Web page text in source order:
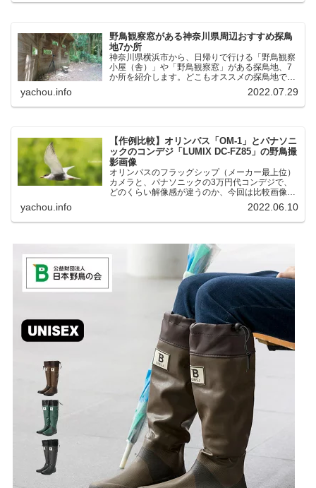
野鳥観察窓がある神奈川県周辺おすすめ探鳥
地7か所
神奈川県横浜市から、日帰りで行ける「野鳥観察
小屋（舎）」や「野鳥観察窓」がある探鳥地、7
か所を紹介します。どこもオススメの探鳥地で
す。実際に訪れてみると、野山にいる野鳥、海や
湖にいる野鳥それぞれ違う観察になりました。街
中にあり、電車で行ける...
yachou.info 2022.07.29
【作例比較】オリンパス「OM-1」とパナソニ
ックのコンデジ「LUMIX DC-FZ85」の野鳥撮
影画像
オリンパスのフラッグシップ（メーカー最上位）
カメラと、パナソニックの3万円代コンデジで、
どのくらい解像感が違うのか、今回は比較画像を
紹介します。私はコンデジを愛用しているのです
が、相棒がオリンパス「OM-1」を使い始めたと
ころ、同じ被写体で...
yachou.info 2022.06.10